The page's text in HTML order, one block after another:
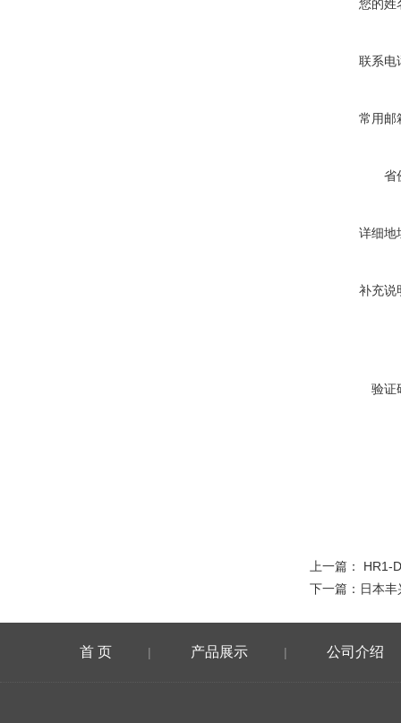
您的姓
联系电
常用邮
省
详细地
补充说
验证
上一篇： HR1-
下一篇： 日本
首 页 | 产品展示 | 公司介绍